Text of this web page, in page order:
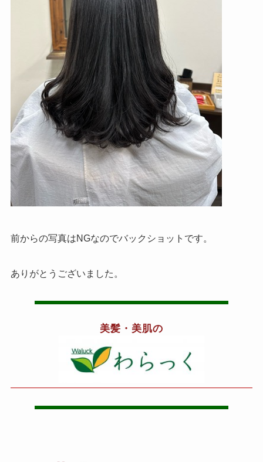
前からの写真はNGなのでバックショットです。
ありがとうございました。
美髪・美肌の